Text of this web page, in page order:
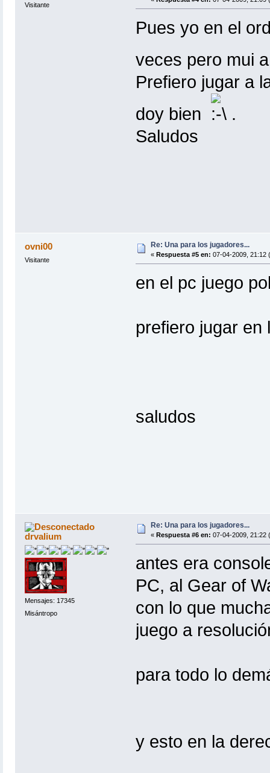
Visitante
Pues yo en el
veces pero mui
Prefiero jugar a
doy bien
.
Saludos
ovni00
Visitante
Re: Una para los jugadores...
« Respuesta #5 en: 07-04-2009, 21:12
en el pc juego
prefiero jugar en
saludos
drvalium
Mensajes: 17345
Misántropo
Re: Una para los jugadores...
« Respuesta #6 en: 07-04-2009, 21:22
antes era
PC, al Gear of
con lo que
juego a
para todo lo
y esto en la